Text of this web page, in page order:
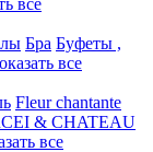
все
Бра Буфеты ,
все
Fleur chantante
& CHATEAU
все